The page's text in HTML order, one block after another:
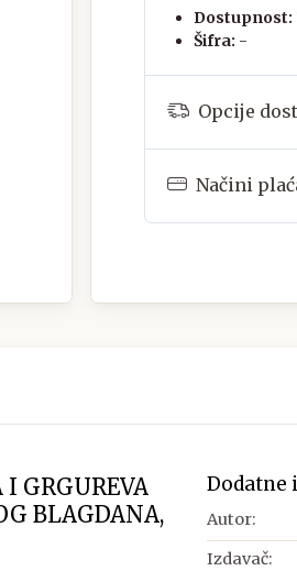
Dostupnost:
Šifra: -
Opcije
Načini
I GRGUREVA
BLAGDANA,
Dodatne
Autor:
Izdavač: